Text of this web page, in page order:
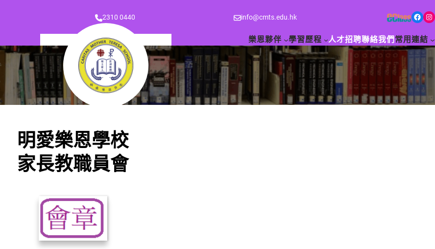
2310 0440 info@cmts.edu.hk Facebook Instagram
樂恩夥伴 學習歷程 人才招聘聯絡我們 常用連結
明愛樂恩學校
家長教職員會